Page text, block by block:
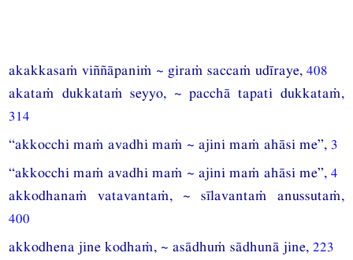
akakkasaṁ viññāpaniṁ ~ giraṁ saccaṁ udīraye,408
akataṁ dukkataṁ seyyo, ~ pacchā tapati dukkataṁ,
314
“akkocchi maṁ avadhi maṁ ~ ajini maṁ ahāsi me”, 3
“akkocchi maṁ avadhi maṁ ~ ajini maṁ ahāsi me”,4
akkodhanaṁ vatavantaṁ, ~ sīlavantaṁ anussutaṁ,
400
akkodhena jine kodhaṁ, ~ asādhuṁ sādhunā jine,223